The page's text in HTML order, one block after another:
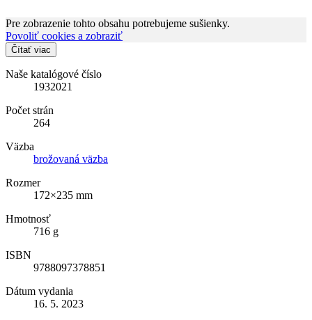
Pre zobrazenie tohto obsahu potrebujeme sušienky.
Povoliť cookies a zobraziť
Čítať viac
Naše katalógové číslo
1932021
Počet strán
264
Väzba
brožovaná väzba
Rozmer
172×235 mm
Hmotnosť
716 g
ISBN
9788097378851
Dátum vydania
16. 5. 2023